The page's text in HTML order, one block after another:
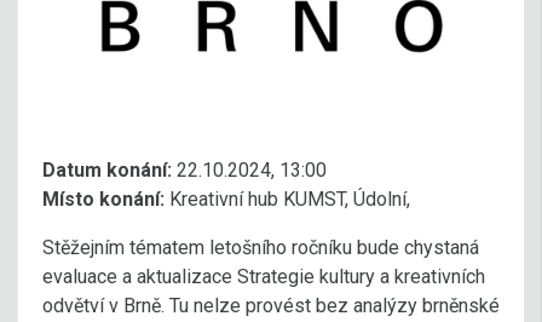
Datum konání: 22.10.2024, 13:00
Místo konání: Kreativní hub KUMST, Údolní,
Stěžejním tématem letošního ročníku bude chystaná
evaluace a aktualizace Strategie kultury a kreativních
odvětví v Brně. Tu nelze provést bez analýzy brněnské